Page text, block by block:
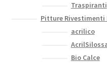
Traspiranti
Pitture Rivestimenti
acrilico
Bio Calce